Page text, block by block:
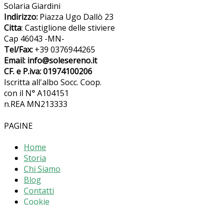
Solaria Giardini
Indirizzo: Piazza Ugo Dallò 23
Citta: Castiglione delle stiviere
Cap 46043 -MN-
Tel/Fax: +39 0376944265
Email: info@solesereno.it
CF. e P.iva: 01974100206
Iscritta all'albo Socc. Coop.
con il N° A104151
n.REA MN213333
PAGINE
Home
Storia
Chi Siamo
Blog
Contatti
Cookie